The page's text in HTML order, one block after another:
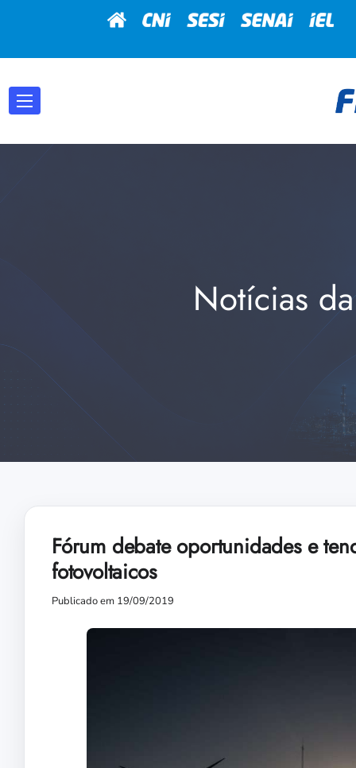
Notícias
Fórum debate oportunidades e
fotovoltaicos
Publicado em 19/09/2019